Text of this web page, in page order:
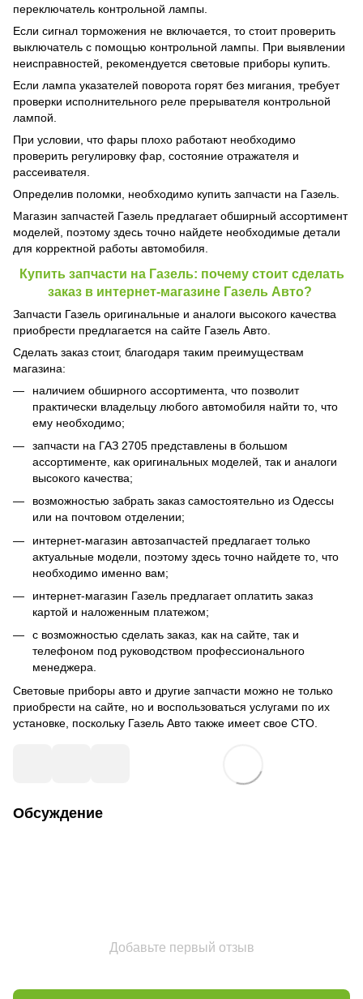
переключатель контрольной лампы.
Если сигнал торможения не включается, то стоит проверить
выключатель с помощью контрольной лампы. При выявлении
неисправностей, рекомендуется световые приборы купить.
Если лампа указателей поворота горят без мигания, требует
проверки исполнительного реле прерывателя контрольной
лампой.
При условии, что фары плохо работают необходимо
проверить регулировку фар, состояние отражателя и
рассеивателя.
Определив поломки, необходимо купить запчасти на Газель.
Магазин запчастей Газель предлагает обширный ассортимент
моделей, поэтому здесь точно найдете необходимые детали
для корректной работы автомобиля.
Купить запчасти на Газель: почему стоит сделать
заказ в интернет-магазине Газель Авто?
Запчасти Газель оригинальные и аналоги высокого качества
приобрести предлагается на сайте Газель Авто.
Сделать заказ стоит, благодаря таким преимуществам
магазина:
наличием обширного ассортимента, что позволит
практически владельцу любого автомобиля найти то, что
ему необходимо;
запчасти на ГАЗ 2705 представлены в большом
ассортименте, как оригинальных моделей, так и аналоги
высокого качества;
возможностью забрать заказ самостоятельно из Одессы
или на почтовом отделении;
интернет-магазин автозапчастей предлагает только
актуальные модели, поэтому здесь точно найдете то, что
необходимо именно вам;
интернет-магазин Газель предлагает оплатить заказ
картой и наложенным платежом;
с возможностью сделать заказ, как на сайте, так и
телефоном под руководством профессионального
менеджера.
Световые приборы авто и другие запчасти можно не только
приобрести на сайте, но и воспользоваться услугами по их
установке, поскольку Газель Авто также имеет свое СТО.
Обсуждение
Добавьте первый отзыв